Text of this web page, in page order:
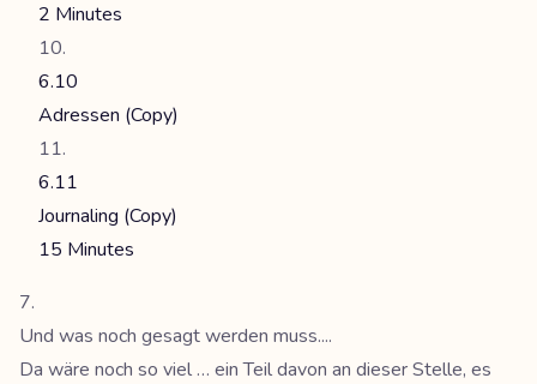
2 Minutes
6.10
Adressen (Copy)
6.11
Journaling (Copy)
15 Minutes
Und was noch gesagt werden muss....
Da wäre noch so viel … ein Teil davon an dieser Stelle, es